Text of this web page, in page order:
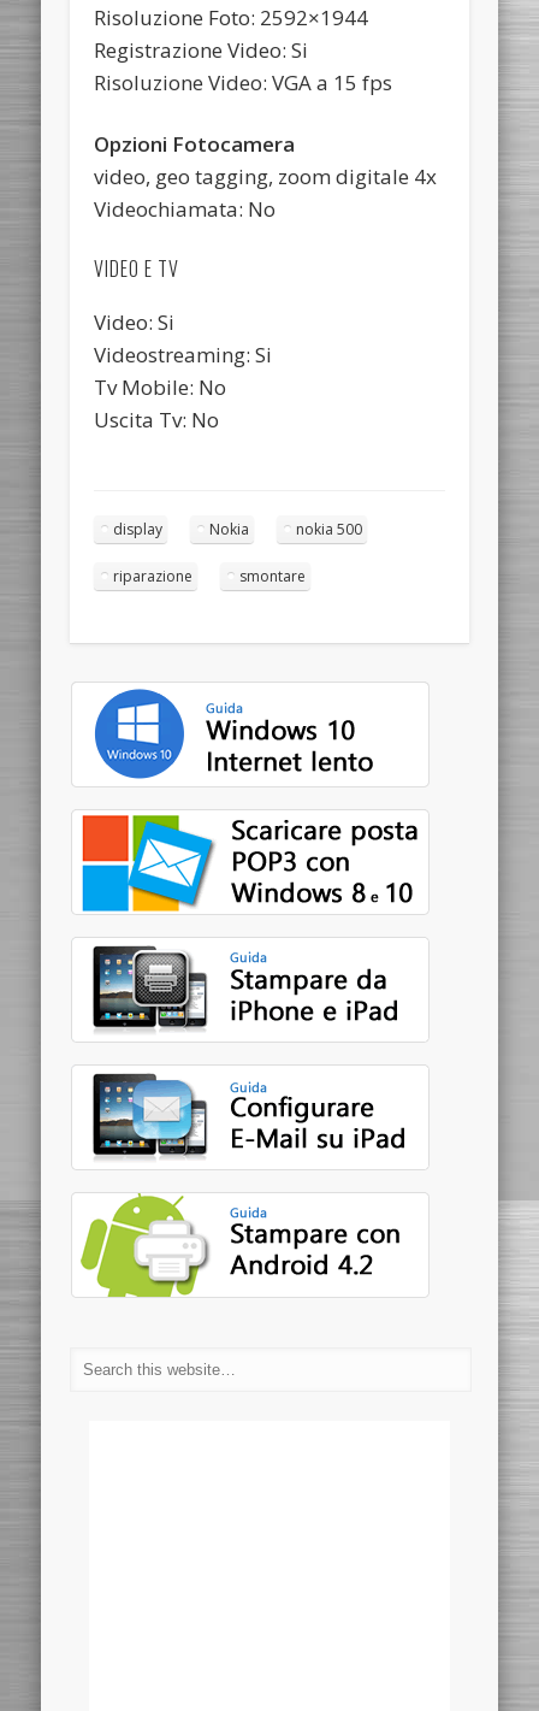
Risoluzione Foto: 2592×1944
Registrazione Video: Si
Risoluzione Video: VGA a 15 fps
Opzioni Fotocamera
video, geo tagging, zoom digitale 4x
Videochiamata: No
VIDEO E TV
Video: Si
Videostreaming: Si
Tv Mobile: No
Uscita Tv: No
display Nokia nokia 500
riparazione smontare